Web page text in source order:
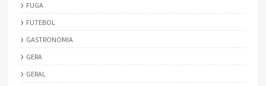
FUGA
FUTEBOL
GASTRONOMIA
GERA
GERAL